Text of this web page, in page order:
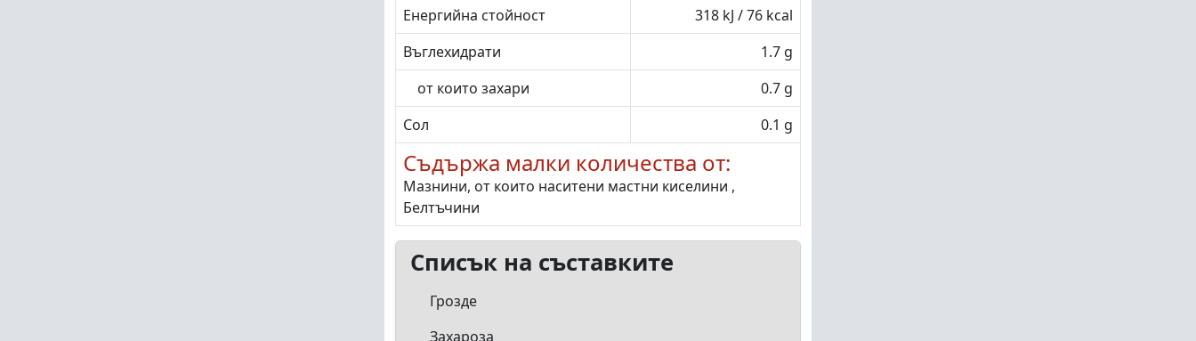
Енергийна стойност
318 kJ / 76 kcal
Въглехидрати
1.7 g
от които захари
0.7 g
Сол
0.1 g
Съдържа малки количества от:
Мазнини, от които наситени мастни киселини ,
Белтъчини
Списък на съставките
Грозде
Захароза